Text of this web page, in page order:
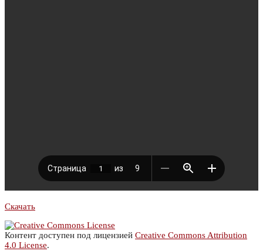
Скачать
Контент доступен под лицензией Creative Commons Attribution
4.0 License.